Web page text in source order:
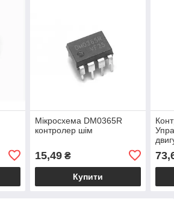
Мікросхема DM0365R
контролер шім
15,49₴
Купити
2А